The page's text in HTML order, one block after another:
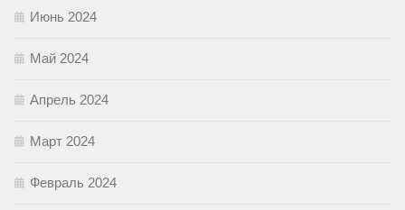
Июнь 2024
Май 2024
Апрель 2024
Март 2024
Февраль 2024